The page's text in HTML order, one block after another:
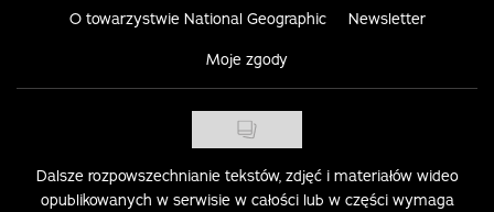
O towarzystwie National Geographic Newsletter
Moje zgody
Dalsze rozpowszechnianie tekstów, zdjęć i materiałów wideo
opublikowanych w serwisie w całości lub w części wymaga